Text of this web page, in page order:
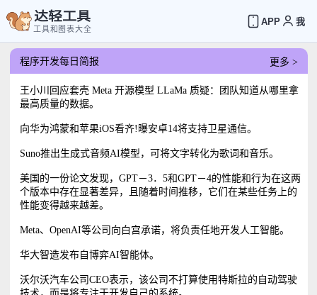
达轻工具
工具和图表大全
APP 我
程序开发每日简报 更多 >
王小川回应套壳 Meta 开源模型 LLaMa 质疑：团队知道从哪里拿
最高质量的数据。
向华为鸿蒙和苹果iOS看齐!曝安卓14将支持卫星通信。
Suno推出生成式音频AI模型，可将文字转化为歌词和音乐。
美国的一份论文发现，GPT－3．5和GPT－4的性能和行为在这两
个版本中存在显著差异，且随着时间推移，它们在某些任务上的
性能变得越来越差。
Meta、OpenAI等公司向白宫承诺，将负责任地开发人工智能。
华大智造发布自博弈AI智能体。
沃尔沃汽车公司CEO表示，该公司不打算使用特斯拉的自动驾驶